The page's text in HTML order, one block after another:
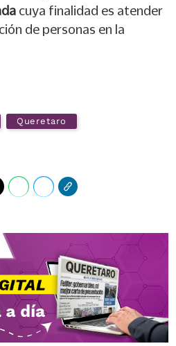
cuya finalidad es atender
de personas en la
Queretaro